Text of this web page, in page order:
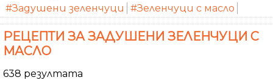
#Задушени зеленчуци #Зеленчуци с масло
РЕЦЕПТИ ЗА ЗАДУШЕНИ ЗЕЛЕНЧУЦИ С
МАСЛО
638 резултата